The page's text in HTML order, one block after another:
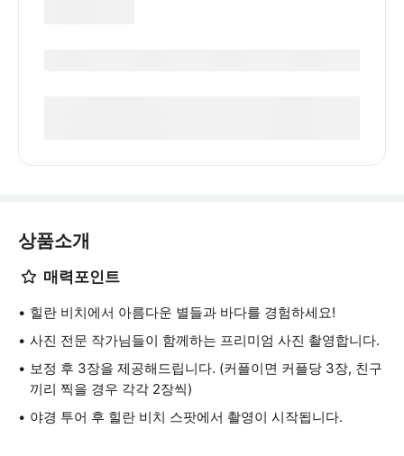
상품소개
매력포인트
힐란 비치에서 아름다운 별들과 바다를 경험하세요!
사진 전문 작가님들이 함께하는 프리미엄 사진 촬영합니다.
보정 후 3장을 제공해드립니다. (커플이면 커플당 3장, 친구
끼리 찍을 경우 각각 2장씩)
야경 투어 후 힐란 비치 스팟에서 촬영이 시작됩니다.